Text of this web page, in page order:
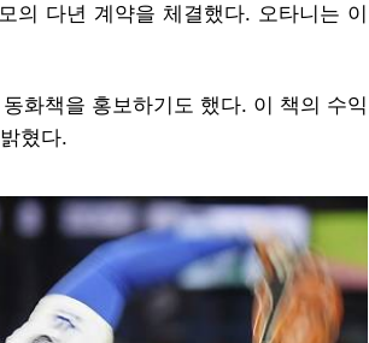
의 다년 계약을 체결했다. 오타니는 이
화책을 홍보하기도 했다. 이 책의 수익
혔다.